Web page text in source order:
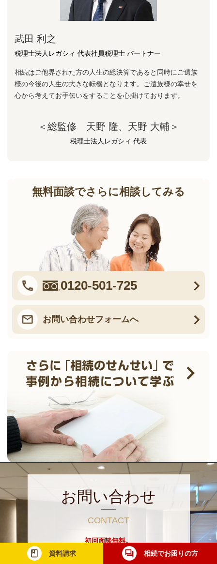
武田 利之
税理士法人レガシィ 代表社員税理士 パートナー
相続はご他界された方の人生の総決算であると同時にご遺族
様の今後の人生の大きな転機となります。ご遺族様の幸せを
心から考えてお手伝いをすることを心掛けております。
＜総監修 天野 隆、天野 大輔＞
税理士法人レガシィ 代表
無料面談でさらに相談してみる
0120-501-725
お問い合わせフォームへ
資料請求 相続でお困りの方
お問い合わせ
CONTACT
初回面談無料。
レガシィは相続・事業承継専門の税理士法人です。
まずはお気軽にお問合せください。